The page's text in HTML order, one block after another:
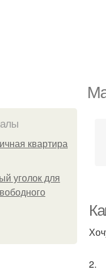
квартира
уголок для
2.